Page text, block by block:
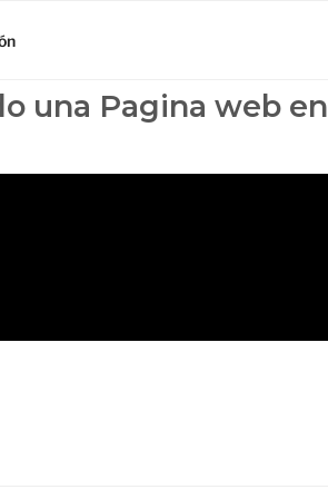
una Pagina web en